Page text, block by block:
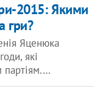
2015: Якими
гри?
Яценюка
які
партіям.…